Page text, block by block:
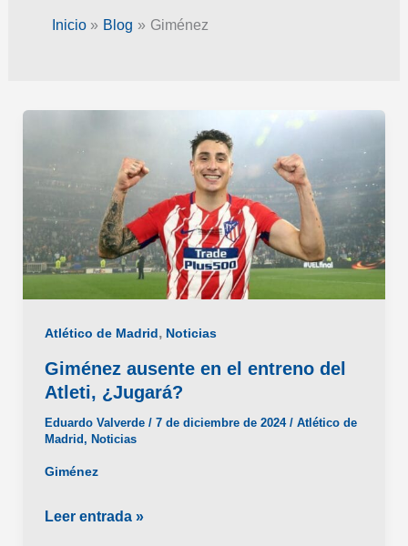
Inicio Blog Giménez
Atlético de Madrid, Noticias
Giménez ausente en el entreno del
Atleti, ¿Jugará?
Eduardo Valverde / 7 de diciembre de 2024 / Atlético de
Madrid , Noticias
Giménez
Giménez
Leer entrada »